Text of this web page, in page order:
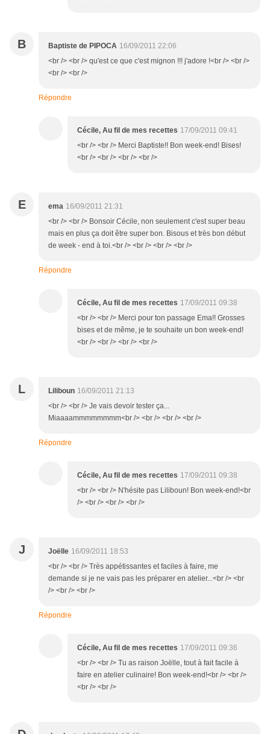
B Baptiste de PIPOCA 16/09/2011 22:06
<br /> <br /> qu'est ce que c'est mignon !!! j'adore !<br /> <br />
<br /> <br />
Répondre
Cécile, Au fil de mes recettes 17/09/2011 09:41
<br /> <br /> Merci Baptiste!! Bon week-end! Bises!
<br /> <br /> <br /> <br />
E ema 16/09/2011 21:31
<br /> <br /> Bonsoir Cécile, non seulement c'est super beau
mais en plus ça doit être super bon. Bisous et très bon début
de week - end à toi.<br /> <br /> <br /> <br />
Répondre
Cécile, Au fil de mes recettes 17/09/2011 09:38
<br /> <br /> Merci pour ton passage Ema!! Grosses
bises et de même, je te souhaite un bon week-end!
<br /> <br /> <br /> <br />
L Liliboun 16/09/2011 21:13
<br /> <br /> Je vais devoir tester ça...
Miaaaammmmmmmm<br /> <br /> <br /> <br />
Répondre
Cécile, Au fil de mes recettes 17/09/2011 09:38
<br /> <br /> N'hésite pas Liliboun! Bon week-end!<br
/> <br /> <br /> <br />
J Joëlle 16/09/2011 18:53
<br /> <br /> Très appétissantes et faciles à faire, me
demande si je ne vais pas les préparer en atelier...<br /> <br
/> <br /> <br />
Répondre
Cécile, Au fil de mes recettes 17/09/2011 09:36
<br /> <br /> Tu as raison Joëlle, tout à fait facile à
faire en atelier culinaire! Bon week-end!<br /> <br />
<br /> <br />